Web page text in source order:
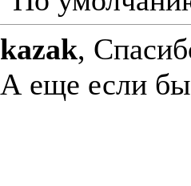
kazak,
А еще если